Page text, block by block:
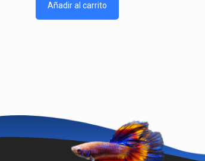
Añadir al carrito